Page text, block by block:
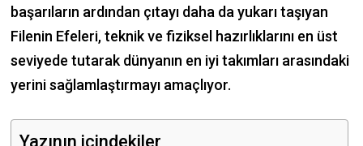
başarıların ardından çıtayı daha da yukarı taşıyan
Filenin Efeleri, teknik ve fiziksel hazırlıklarını en üst
seviyede tutarak dünyanın en iyi takımları arasındaki
yerini sağlamlaştırmayı amaçlıyor.
Yazının içindekiler